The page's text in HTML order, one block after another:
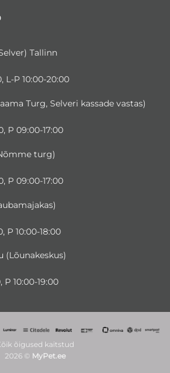
Tallinn
L-P 10:00-20:00
Turg, Selveri kassade vastas)
P 09:00-17:00
turg)
P 09:00-17:00
P 10:00-18:00
(Lõunakeskus)
P 10:00-19:00
õigused kaitstud
2026 © MyPet.ee